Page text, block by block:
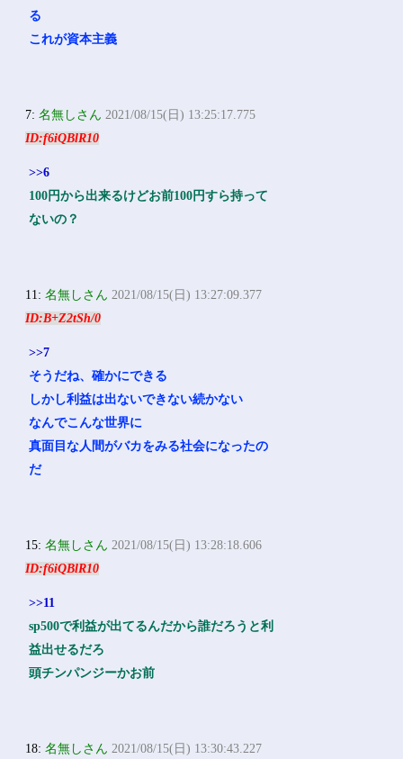
る
これが資本主義
7:名無しさん 2021/08/15(日) 13:25:17.775
ID:f6iQBlR10
>>6
100円から出来るけどお前100円すら持って
ないの？
11:名無しさん 2021/08/15(日) 13:27:09.377
ID:B+Z2tSh/0
>>7
そうだね、確かにできる
しかし利益は出ないできない続かない
なんでこんな世界に
真面目な人間がバカをみる社会になったの
だ
15:名無しさん 2021/08/15(日) 13:28:18.606
ID:f6iQBlR10
>>11
sp500で利益が出てるんだから誰だろうと利
益出せるだろ
頭チンパンジーかお前
18:名無しさん 2021/08/15(日) 13:30:43.227